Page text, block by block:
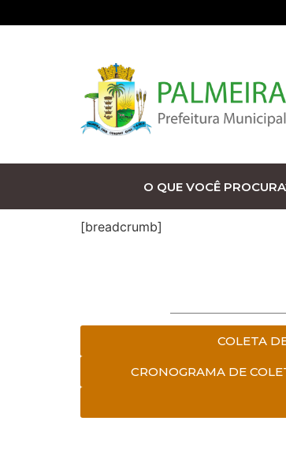
O QUE VOCÊ
[breadcrumb]
COLETA
CRONOGRAMA DE